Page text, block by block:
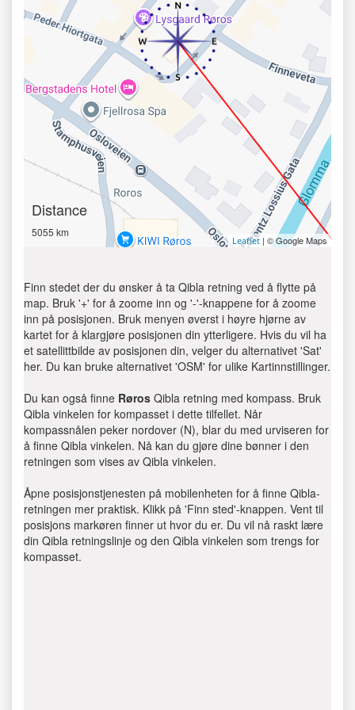
Distance
5055 km
Leaflet | © Google Maps
Finn stedet der du ønsker å ta Qibla retning ved å flytte på
map. Bruk '+' for å zoome inn og '-'-knappene for å zoome
inn på posisjonen. Bruk menyen øverst i høyre hjørne av
kartet for å klargjøre posisjonen din ytterligere. Hvis du vil ha
et satellittbilde av posisjonen din, velger du alternativet 'Sat'
her. Du kan bruke alternativet 'OSM' for ulike Kartinnstillinger.
Du kan også finne Røros Qibla retning med kompass. Bruk
Qibla vinkelen for kompasset i dette tilfellet. Når
kompassnålen peker nordover (N), blar du med urviseren for
å finne Qibla vinkelen. Nå kan du gjøre dine bønner i den
retningen som vises av Qibla vinkelen.
Åpne posisjonstjenesten på mobilenheten for å finne Qibla-
retningen mer praktisk. Klikk på 'Finn sted'-knappen. Vent til
posisjons markøren finner ut hvor du er. Du vil nå raskt lære
din Qibla retningslinje og den Qibla vinkelen som trengs for
kompasset.